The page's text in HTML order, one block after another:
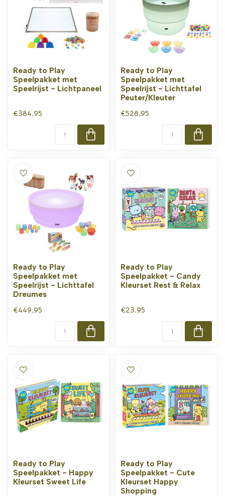
Ready to Play
Speelpakket met
Speelrijst - Lichtpaneel
€384,95
Ready to Play
Speelpakket met
Speelrijst - Lichttafel
Peuter/Kleuter
€528,95
Ready to Play
Speelpakket met
Speelrijst - Lichttafel
Dreumes
€449,95
Ready to Play
Speelpakket - Candy
Kleurset Rest & Relax
€23,95
Ready to Play
Speelpakket - Happy
Kleurset Sweet Life
Ready to Play
Speelpakket - Cute
Kleurset Happy
Shopping